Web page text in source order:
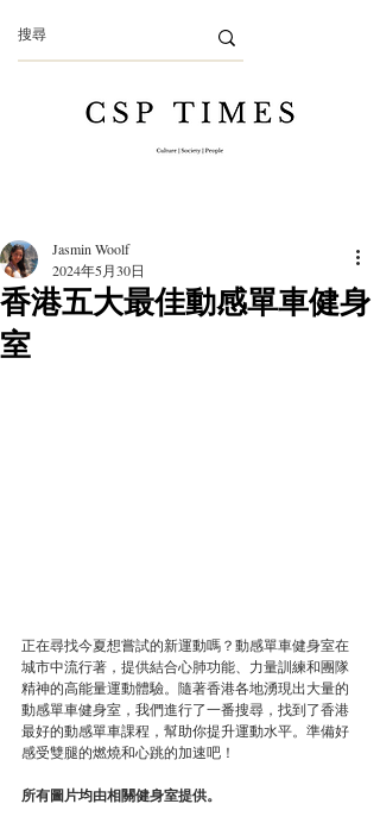
香港五大最佳動感單車健身
室
Jasmin Woolf
2024年5月30日
正在尋找今夏想嘗試的新運動嗎？動感單車健身室在
城市中流行著，提供結合心肺功能、力量訓練和團隊
精神的高能量運動體驗。隨著香港各地湧現出大量的
動感單車健身室，我們進行了一番搜尋，找到了香港
最好的動感單車課程，幫助你提升運動水平。準備好
感受雙腿的燃燒和心跳的加速吧！
所有圖片均由相關健身室提供。